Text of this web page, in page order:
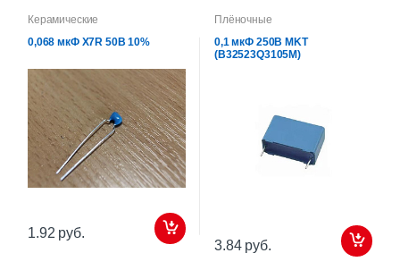
Керамические
0,068 мкФ X7R 50В 10%
1.92 руб.
Плёночные
0,1 мкФ 250В MKT
(B32523Q3105M)
3.84 руб.